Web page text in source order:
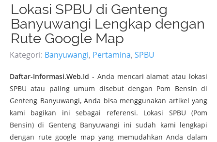
Lokasi SPBU di Genteng
Banyuwangi Lengkap dengan
Rute Google Map
Kategori: Banyuwangi, Pertamina, SPBU
Daftar-Informasi.Web.Id - Anda mencari alamat atau lokasi
SPBU atau paling umum disebut dengan Pom Bensin di
Genteng Banyuwangi, Anda bisa menggunakan artikel yang
kami bagikan ini sebagai referensi. Lokasi SPBU (Pom
Bensin) di Genteng Banyuwangi ini sudah kami lengkapi
dengan rute google map yang memudahkan Anda dalam